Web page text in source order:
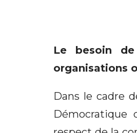
Le besoin
organisations
Dans le cadre
Démocratique